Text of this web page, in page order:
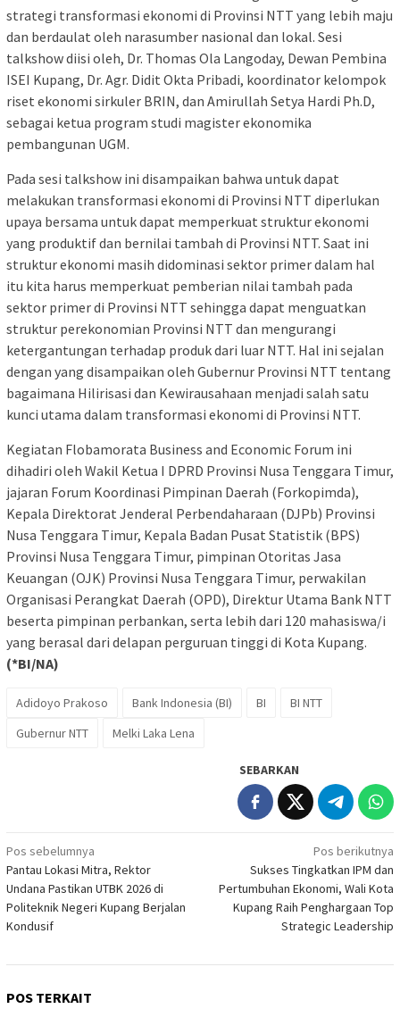
strategi transformasi ekonomi di Provinsi NTT yang lebih maju
dan berdaulat oleh narasumber nasional dan lokal. Sesi
talkshow diisi oleh, Dr. Thomas Ola Langoday, Dewan Pembina
ISEI Kupang, Dr. Agr. Didit Okta Pribadi, koordinator kelompok
riset ekonomi sirkuler BRIN, dan Amirullah Setya Hardi Ph.D,
sebagai ketua program studi magister ekonomika
pembangunan UGM.
Pada sesi talkshow ini disampaikan bahwa untuk dapat
melakukan transformasi ekonomi di Provinsi NTT diperlukan
upaya bersama untuk dapat memperkuat struktur ekonomi
yang produktif dan bernilai tambah di Provinsi NTT. Saat ini
struktur ekonomi masih didominasi sektor primer dalam hal
itu kita harus memperkuat pemberian nilai tambah pada
sektor primer di Provinsi NTT sehingga dapat menguatkan
struktur perekonomian Provinsi NTT dan mengurangi
ketergantungan terhadap produk dari luar NTT. Hal ini sejalan
dengan yang disampaikan oleh Gubernur Provinsi NTT tentang
bagaimana Hilirisasi dan Kewirausahaan menjadi salah satu
kunci utama dalam transformasi ekonomi di Provinsi NTT.
Kegiatan Flobamorata Business and Economic Forum ini
dihadiri oleh Wakil Ketua I DPRD Provinsi Nusa Tenggara Timur,
jajaran Forum Koordinasi Pimpinan Daerah (Forkopimda),
Kepala Direktorat Jenderal Perbendaharaan (DJPb) Provinsi
Nusa Tenggara Timur, Kepala Badan Pusat Statistik (BPS)
Provinsi Nusa Tenggara Timur, pimpinan Otoritas Jasa
Keuangan (OJK) Provinsi Nusa Tenggara Timur, perwakilan
Organisasi Perangkat Daerah (OPD), Direktur Utama Bank NTT
beserta pimpinan perbankan, serta lebih dari 120 mahasiswa/i
yang berasal dari delapan perguruan tinggi di Kota Kupang.
(*BI/NA)
Adidoyo Prakoso Bank Indonesia (BI) BI
BI NTT
Gubernur NTT
Melki Laka Lena
SEBARKAN
Navigasi
pos
Pos sebelumnya
Pantau Lokasi Mitra, Rektor
Undana Pastikan UTBK 2026 di
Politeknik Negeri Kupang Berjalan
Kondusif
Pos berikutnya
Sukses Tingkatkan IPM dan
Pertumbuhan Ekonomi, Wali Kota
Kupang Raih Penghargaan Top
Strategic Leadership
POS TERKAIT